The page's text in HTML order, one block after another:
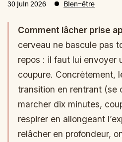
30 juin 2026 Bien-être
Comment lâcher prise
cerveau ne bascule pas
repos : il faut lui envoyer
coupure. Concrètement,
transition en rentrant (se
marcher dix minutes,
respirer en allongeant
relâcher en profondeur,